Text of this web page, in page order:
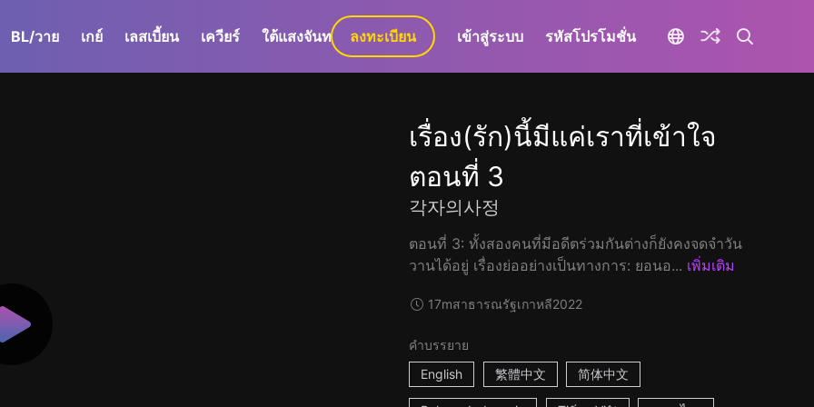
BL/วาย เกย์ เลสเบี้ยน เควียร์ ใต้แสงจันทร์ GaLa+
ลงทะเบียน เข้าสู่ระบบ รหัสโปรโมชั่น
เรื่อง(รัก)นี้มีแค่เราที่เข้าใจ
ตอนที่ 3
각자의사정
ตอนที่ 3: ทั้งสองคนที่มีอดีตร่วมกันต่างก็ยังคงจดจำวัน
วานได้อยู่ เรื่องย่ออย่างเป็นทางการ: ยอนอ... เพิ่มเติม
17mสาธารณรัฐเกาหลี2022
คำบรรยาย
English
繁體中文 简体中文